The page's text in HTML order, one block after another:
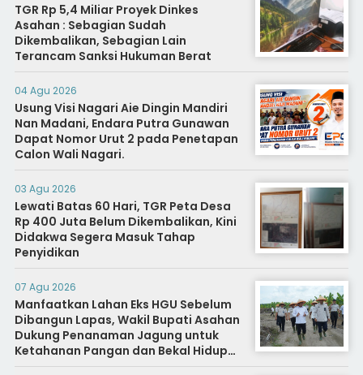
TGR Rp 5,4 Miliar Proyek Dinkes
Asahan : Sebagian Sudah
Dikembalikan, Sebagian Lain
Terancam Sanksi Hukuman Berat
04 Agu 2026
Usung Visi Nagari Aie Dingin Mandiri
Nan Madani, Endara Putra Gunawan
Dapat Nomor Urut 2 pada Penetapan
Calon Wali Nagari.
03 Agu 2026
Lewati Batas 60 Hari, TGR Peta Desa
Rp 400 Juta Belum Dikembalikan, Kini
Didakwa Segera Masuk Tahap
Penyidikan
07 Agu 2026
Manfaatkan Lahan Eks HGU Sebelum
Dibangun Lapas, Wakil Bupati Asahan
Dukung Penanaman Jagung untuk
Ketahanan Pangan dan Bekal Hidup
Warga Binaan